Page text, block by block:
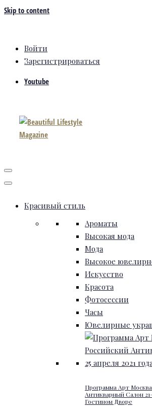
Skip to content
Войти
Зарегистрироваться
Youtube
Красивый стиль
Ароматы
Высокая мода
Мода
Высокое
Искусство
Красота
Фотосессии
Часы
Ювелирные
Программа Арт
Антикварный Салон
Гостином Дворе